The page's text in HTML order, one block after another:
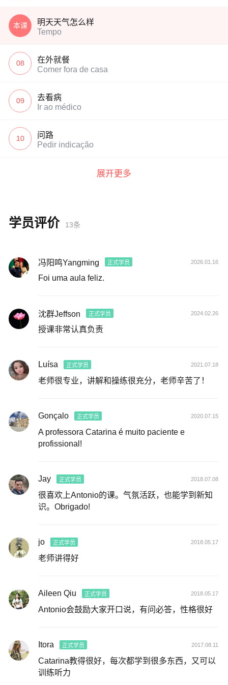
本课
明天天气怎么样
Tempo
08
在外就餐
Comer fora de casa
09
去看病
Ir ao médico
10
问路
Pedir indicação
展开更多
学员评价 13条
冯阳鸣Yangming 正式学员 2026.01.16
Foi uma aula feliz.
沈群Jeffson 正式学员 2024.02.26
授课非常认真负责
Luísa 正式学员 2021.07.18
老师很专业，讲解和操练很充分，老师辛苦了！
Gonçalo 正式学员 2020.07.15
A professora Catarina é muito paciente e
profissional!
Jay 正式学员 2018.07.08
很喜欢上Antonio的课。气氛活跃，也能学到新知
识。Obrigado!
jo 正式学员 2018.05.17
老师讲得好
Aileen Qiu 正式学员 2018.05.17
Antonio会鼓励大家开口说，有问必答，性格很好
Itora 正式学员 2017.08.11
Catarina教得很好，每次都学到很多东西，又可以
训练听力